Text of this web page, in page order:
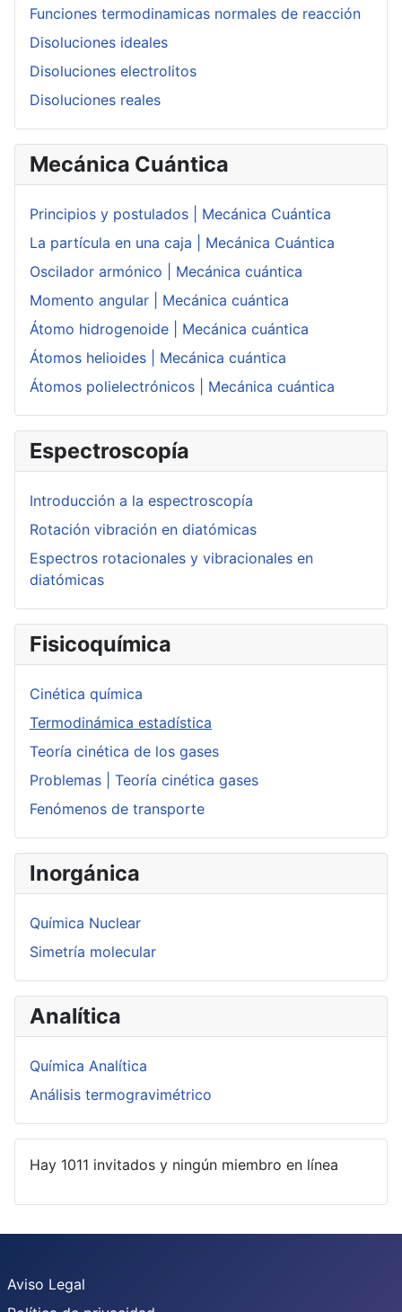
Funciones termodinamicas normales de reacción
Disoluciones ideales
Disoluciones electrolitos
Disoluciones reales
Mecánica Cuántica
Principios y postulados | Mecánica Cuántica
La partícula en una caja | Mecánica Cuántica
Oscilador armónico | Mecánica cuántica
Momento angular | Mecánica cuántica
Átomo hidrogenoide | Mecánica cuántica
Átomos helioides | Mecánica cuántica
Átomos polielectrónicos | Mecánica cuántica
Espectroscopía
Introducción a la espectroscopía
Rotación vibración en diatómicas
Espectros rotacionales y vibracionales en
diatómicas
Fisicoquímica
Cinética química
Termodinámica estadística
Teoría cinética de los gases
Problemas | Teoría cinética gases
Fenómenos de transporte
Inorgánica
Química Nuclear
Simetría molecular
Analítica
Química Analítica
Análisis termogravimétrico
Hay 1011 invitados y ningún miembro en línea
Aviso Legal